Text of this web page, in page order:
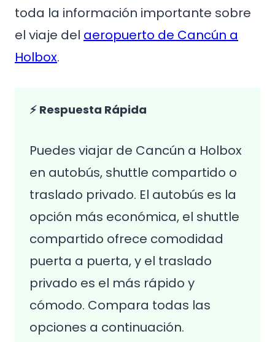
toda la información importante sobre
el viaje del aeropuerto de Cancún a
Holbox.
⚡ Respuesta Rápida
Puedes viajar de Cancún a Holbox
en autobús, shuttle compartido o
traslado privado. El autobús es la
opción más económica, el shuttle
compartido ofrece comodidad
puerta a puerta, y el traslado
privado es el más rápido y
cómodo. Compara todas las
opciones a continuación.